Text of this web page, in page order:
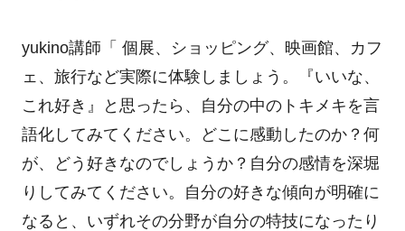
yukino講師「 個展、ショッピング、映画館、カフ
ェ、旅行など実際に体験しましょう。『いいな、
これ好き』と思ったら、自分の中のトキメキを言
語化してみてください。どこに感動したのか？何
が、どう好きなのでしょうか？自分の感情を深堀
りしてみてください。自分の好きな傾向が明確に
なると、いずれその分野が自分の特技になったり